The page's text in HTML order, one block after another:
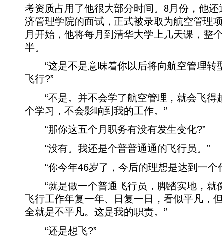
考资质占用了他很大部分时间。8月份，他
济管理学院的面试，正式被录取为航空管理
月开始，他将每月到清华大学上几天课，整
半。
“这是不是意味着你以后将向航空管理转
飞行?”
“不是。并不会学了航空管理，就会飞得
个学习，不会影响到我的工作。”
“那你这五个月职务有没有发生变化?”
“没有。我还是个普普通通的飞行员。”
“你今年46岁了，今后的理想是达到一个
“就是做一个普通飞行员，脚踏实地，就
飞行工作年复一年、日复一日，看似平凡，
全就是不平凡。这是我的职责。”
“还是想飞?”